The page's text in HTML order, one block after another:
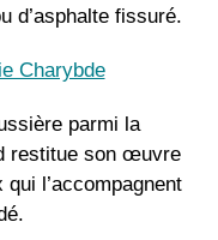
d’asphalte fissuré.
Charybde
parmi la
restitue son œuvre
l’accompagnent